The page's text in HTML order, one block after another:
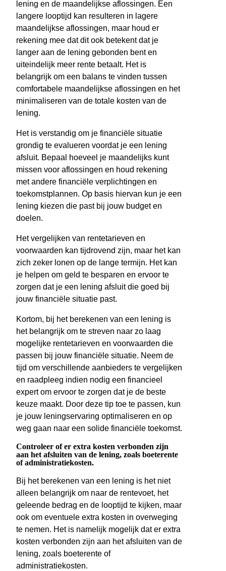
lening en de maandelijkse aflossingen. Een
langere looptijd kan resulteren in lagere
maandelijkse aflossingen, maar houd er
rekening mee dat dit ook betekent dat je
langer aan de lening gebonden bent en
uiteindelijk meer rente betaalt. Het is
belangrijk om een balans te vinden tussen
comfortabele maandelijkse aflossingen en het
minimaliseren van de totale kosten van de
lening.
Het is verstandig om je financiële situatie
grondig te evalueren voordat je een lening
afsluit. Bepaal hoeveel je maandelijks kunt
missen voor aflossingen en houd rekening
met andere financiële verplichtingen en
toekomstplannen. Op basis hiervan kun je een
lening kiezen die past bij jouw budget en
doelen.
Het vergelijken van rentetarieven en
voorwaarden kan tijdrovend zijn, maar het kan
zich zeker lonen op de lange termijn. Het kan
je helpen om geld te besparen en ervoor te
zorgen dat je een lening afsluit die goed bij
jouw financiële situatie past.
Kortom, bij het berekenen van een lening is
het belangrijk om te streven naar zo laag
mogelijke rentetarieven en voorwaarden die
passen bij jouw financiële situatie. Neem de
tijd om verschillende aanbieders te vergelijken
en raadpleeg indien nodig een financieel
expert om ervoor te zorgen dat je de beste
keuze maakt. Door deze tip toe te passen, kun
je jouw leningservaring optimaliseren en op
weg gaan naar een solide financiële toekomst.
Controleer of er extra kosten verbonden zijn
aan het afsluiten van de lening, zoals boeterente
of administratiekosten.
Bij het berekenen van een lening is het niet
alleen belangrijk om naar de rentevoet, het
geleende bedrag en de looptijd te kijken, maar
ook om eventuele extra kosten in overweging
te nemen. Het is namelijk mogelijk dat er extra
kosten verbonden zijn aan het afsluiten van de
lening, zoals boeterente of
administratiekosten.